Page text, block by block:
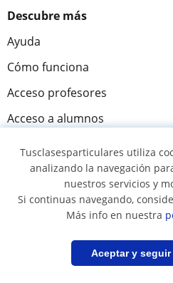
Guardar búsqueda
Descubre más
Ayuda
Cómo funciona
Acceso profesores
Acceso a alumnos
Tusclases en el mundo
Sala de prensa
Dar clases particulares
Tusclasesparticulares utiliza
analizando la navegación
nuestros servicios y
Si continuas navegando,
Más info en nuestra
Aceptar y